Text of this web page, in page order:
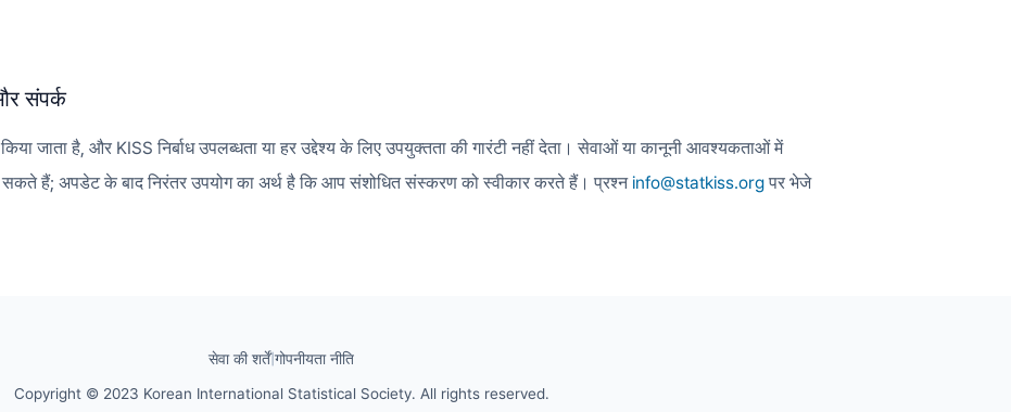
संपर्क
जाता है, और KISS निर्बाध उपलब्धता या हर उद्देश्य के लिए उपयुक्तता की गारंटी नहीं देता। सेवाओं या कानूनी आवश्यकताओं में
सकते हैं; अपडेट के बाद निरंतर उपयोग का अर्थ है कि आप संशोधित संस्करण को स्वीकार करते हैं। प्रश्न info@statkiss.org पर भेजे
सेवा की शर्तें|गोपनीयता नीति
Copyright © 2023 Korean International Statistical Society. All rights reserved.